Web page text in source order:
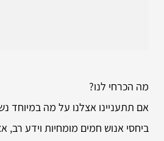
מה הכרחי לנו?
אם תתעניינו אצלנו על מה במיוחד
ביחסי אנוש חמים מומחיות וידע